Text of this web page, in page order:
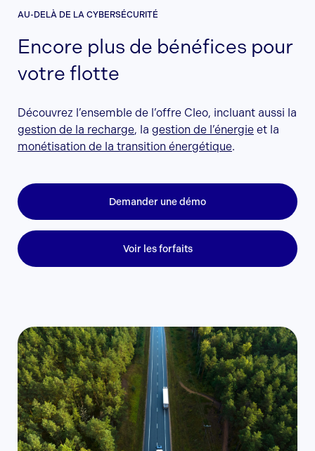
AU-DELÀ DE LA CYBERSÉCURITÉ
Encore plus de bénéfices pour
votre flotte
Découvrez l’ensemble de l’offre Cleo, incluant aussi la
gestion de la recharge, la gestion de l’énergie et la
monétisation de la transition énergétique.
Demander une démo
Voir les forfaits